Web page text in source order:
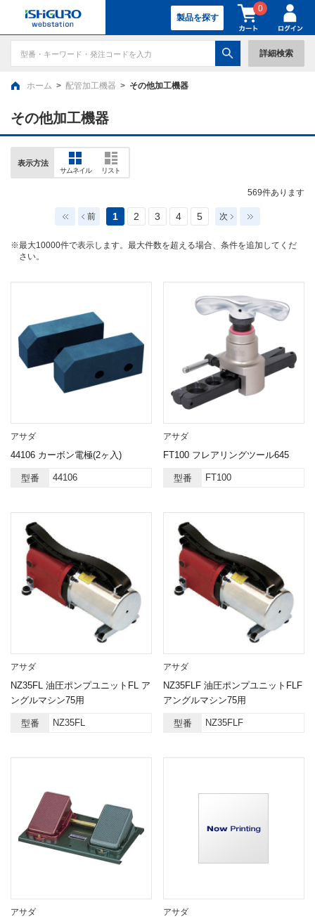
製品を探す
0
詳細検索
ホーム > 配管加工機器 > その他加工機器
その他加工機器
表示方法
サムネイル リスト
569件あります
前 1 2 3 4 5 次
※最大10000件で表示します。最大件数を超える場合、条件を追加してくだ
さい。
アサダ
44106 カーボン電極(2ヶ入)
型番 44106
アサダ
FT100 フレアリングツール645
型番 FT100
アサダ
NZ35FL 油圧ポンプユニットFL ア
ングルマシン75用
型番 NZ35FL
アサダ
NZ35FLF 油圧ポンプユニットFLF
アングルマシン75用
型番 NZ35FLF
アサダ アサダ